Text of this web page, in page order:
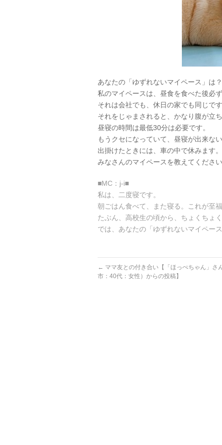
あなたの「ゆずれないマイペース」は？
私のマイペースは、昼食を食べた後必
それは会社でも、休日の家でも同じで
それをじゃまされると、かなり腹が立
昼寝の時間は最低30分は必要です。
もうクセになっていて、昼寝が出来な
出掛けたときには、車の中で休みます。
みなさんのマイペースを教えてくださ
■MC：j-i■
私は、二度寝です。
朝ごはん食べて、また寝る。これが至
たぶん、高校生の頃から、ちょくちょ
では、あなたの「ゆずれないマイペー
← ママ友との付き合い【「ほっぺちゃん」さ
市：40代：女性）からの投稿】